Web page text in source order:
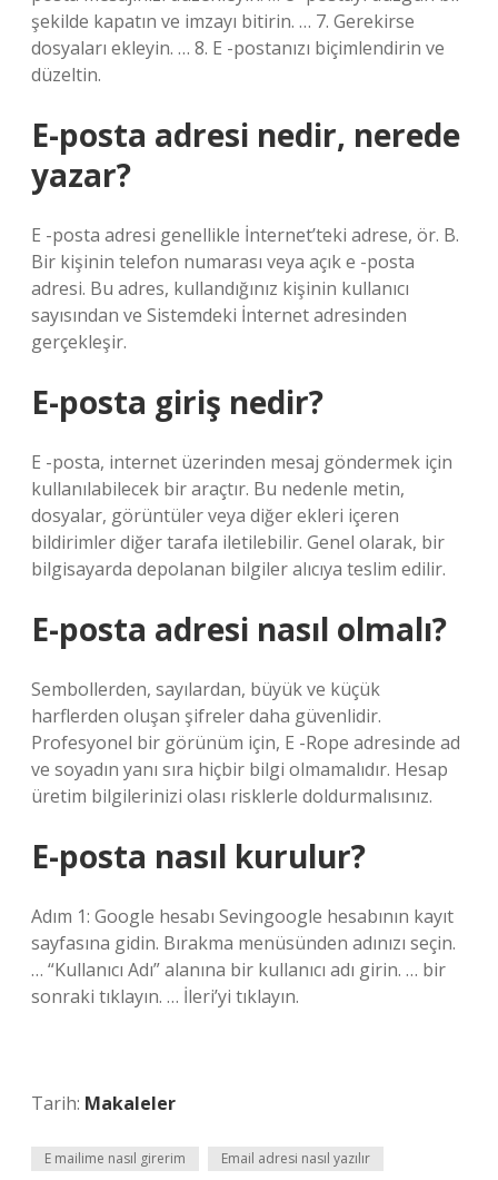
şekilde kapatın ve imzayı bitirin. … 7. Gerekirse
dosyaları ekleyin. … 8. E -postanızı biçimlendirin ve
düzeltin.
E-posta adresi nedir, nerede
yazar?
E -posta adresi genellikle İnternet’teki adrese, ör. B.
Bir kişinin telefon numarası veya açık e -posta
adresi. Bu adres, kullandığınız kişinin kullanıcı
sayısından ve Sistemdeki İnternet adresinden
gerçekleşir.
E-posta giriş nedir?
E -posta, internet üzerinden mesaj göndermek için
kullanılabilecek bir araçtır. Bu nedenle metin,
dosyalar, görüntüler veya diğer ekleri içeren
bildirimler diğer tarafa iletilebilir. Genel olarak, bir
bilgisayarda depolanan bilgiler alıcıya teslim edilir.
E-posta adresi nasıl olmalı?
Sembollerden, sayılardan, büyük ve küçük
harflerden oluşan şifreler daha güvenlidir.
Profesyonel bir görünüm için, E -Rope adresinde ad
ve soyadın yanı sıra hiçbir bilgi olmamalıdır. Hesap
üretim bilgilerinizi olası risklerle doldurmalısınız.
E-posta nasıl kurulur?
Adım 1: Google hesabı Sevingoogle hesabının kayıt
sayfasına gidin. Bırakma menüsünden adınızı seçin.
… “Kullanıcı Adı” alanına bir kullanıcı adı girin. … bir
sonraki tıklayın. … İleri’yi tıklayın.
Tarih: Makaleler
E mailime nasıl girerim Email adresi nasıl yazılır